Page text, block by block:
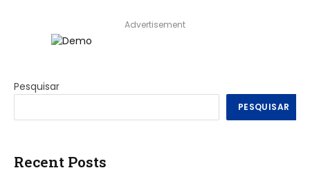
Advertisement
Pesquisar
PESQUISAR
Recent Posts